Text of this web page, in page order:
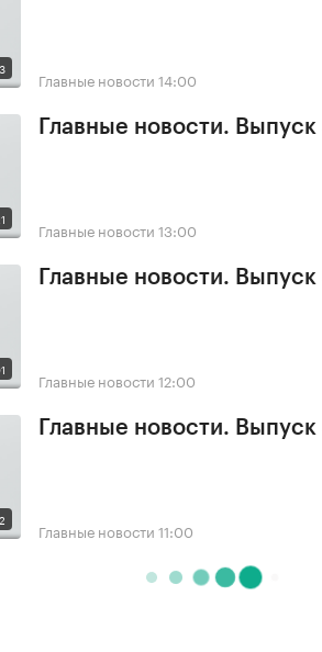
Главные новости 14:00
Главные новости.
Главные новости 13:00
Главные новости.
Главные новости 12:00
Главные новости.
Главные новости 11:00